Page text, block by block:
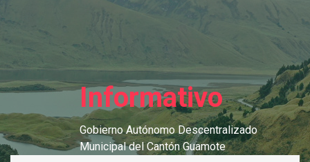
Informativo
Gobierno Autónomo Descentralizado
Municipal del Cantón Guamote